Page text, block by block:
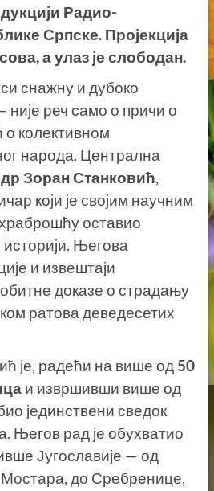
Радио-
Српске. Пројекција
а улаз је слободан.
снажну и дубоко
није реч само о причи о
о колективном
народа. Централна
др Зоран Станковић,
који је својим научним
оставио
Његова
и извештаји
доказе о страдању
ратова деведесетих
је, радећи на више од 50
и извршивши више од
јединствени сведок
Његов рад је обухватио
Југославије — од
Мостара, до Сребренице,